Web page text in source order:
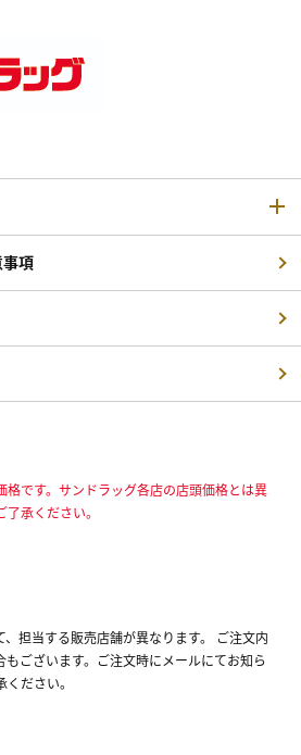
項
です。サンドラッグ各店の店頭価格とは異
承ください。
担当する販売店舗が異なります。 ご注文内
ございます。ご注文時にメールにてお知ら
ださい。